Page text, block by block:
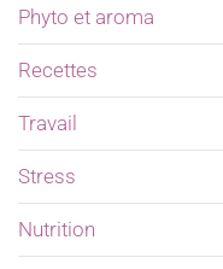
Phyto et aroma
Recettes
Travail
Stress
Nutrition